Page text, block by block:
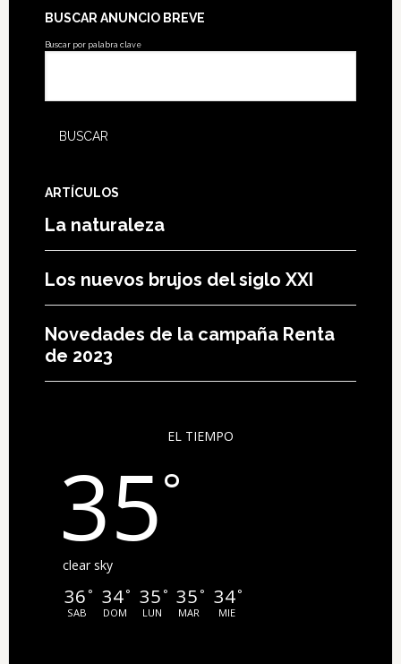
BUSCAR ANUNCIO BREVE
Buscar por palabra clave
ARTÍCULOS
La naturaleza
Los nuevos brujos del siglo XXI
Novedades de la campaña Renta
de 2023
EL TIEMPO
35°
clear sky
36 °
SAB
34°
DOM
35 °
LUN
35 °
MAR
34°
MIE